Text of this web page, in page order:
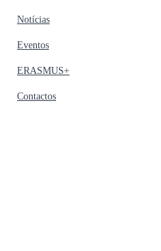
Notícias
Eventos
ERASMUS+
Contactos